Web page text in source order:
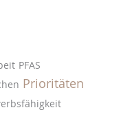
PFAS
Prioritäten